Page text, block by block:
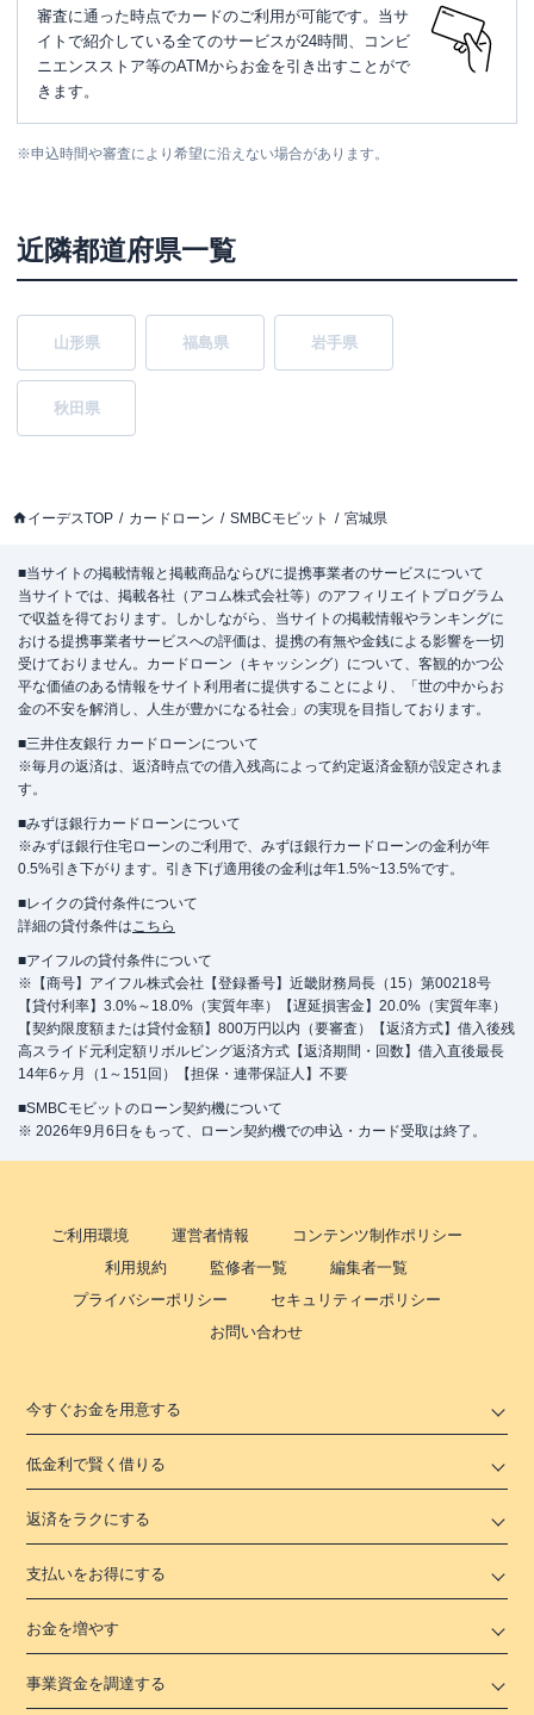
審査に通った時点でカードのご利用が可能です。当サ
イトで紹介している全てのサービスが24時間、コンビ
ニエンスストア等のATMからお金を引き出すことがで
きます。
※申込時間や審査により希望に沿えない場合があります。
近隣都道府県一覧
山形県 福島県 岩手県
秋田県
イーデスTOP カードローン SMBCモビット 宮城県
■当サイトの掲載情報と掲載商品ならびに提携事業者のサービスについて
当サイトでは、掲載各社（アコム株式会社等）のアフィリエイトプログラム
で収益を得ております。しかしながら、当サイトの掲載情報やランキングに
おける提携事業者サービスへの評価は、提携の有無や金銭による影響を一切
受けておりません。カードローン（キャッシング）について、客観的かつ公
平な価値のある情報をサイト利用者に提供することにより、「世の中からお
金の不安を解消し、人生が豊かになる社会」の実現を目指しております。
■三井住友銀行 カードローンについて
※毎月の返済は、返済時点での借入残高によって約定返済金額が設定されま
す。
■みずほ銀行カードローンについて
※みずほ銀行住宅ローンのご利用で、みずほ銀行カードローンの金利が年
0.5%引き下がります。引き下げ適用後の金利は年1.5%~13.5%です。
■レイクの貸付条件について
詳細の貸付条件はこちら
■アイフルの貸付条件について
※【商号】アイフル株式会社【登録番号】近畿財務局長（15）第00218号
【貸付利率】3.0%～18.0%（実質年率）【遅延損害金】20.0%（実質年率）
【契約限度額または貸付金額】800万円以内（要審査）【返済方式】借入後残
高スライド元利定額リボルビング返済方式【返済期間・回数】借入直後最長
14年6ヶ月（1～151回）【担保・連帯保証人】不要
■SMBCモビットのローン契約機について
※ 2026年9月6日をもって、ローン契約機での申込・カード受取は終了。
ご利用環境 運営者情報
コンテンツ制作ポリシー
利用規約
監修者一覧
編集者一覧
プライバシーポリシー
セキュリティーポリシー
お問い合わせ
今すぐお金を用意する
低金利で賢く借りる
返済をラクにする
支払いをお得にする
お金を増やす
事業資金を調達する